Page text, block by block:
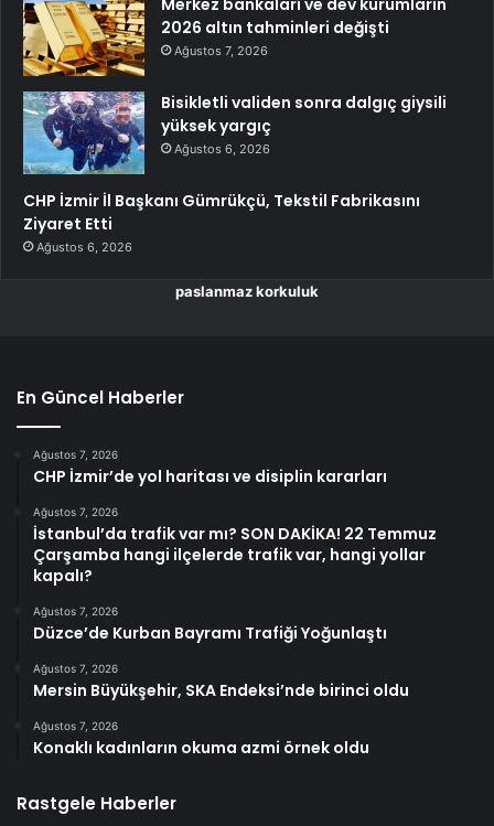
Merkez bankaları ve dev kurumların
2026 altın tahminleri değişti
Ağustos 7, 2026
Bisikletli validen sonra dalgıç giysili
yüksek yargıç
Ağustos 6, 2026
CHP İzmir İl Başkanı Gümrükçü, Tekstil Fabrikasını
Ziyaret Etti
Ağustos 6, 2026
paslanmaz korkuluk
En Güncel Haberler
Ağustos 7, 2026
CHP İzmir’de yol haritası ve disiplin kararları
Ağustos 7, 2026
İstanbul’da trafik var mı? SON DAKİKA! 22 Temmuz
Çarşamba hangi ilçelerde trafik var, hangi yollar
kapalı?
Ağustos 7, 2026
Düzce’de Kurban Bayramı Trafiği Yoğunlaştı
Ağustos 7, 2026
Mersin Büyükşehir, SKA Endeksi’nde birinci oldu
Ağustos 7, 2026
Konaklı kadınların okuma azmi örnek oldu
Rastgele Haberler